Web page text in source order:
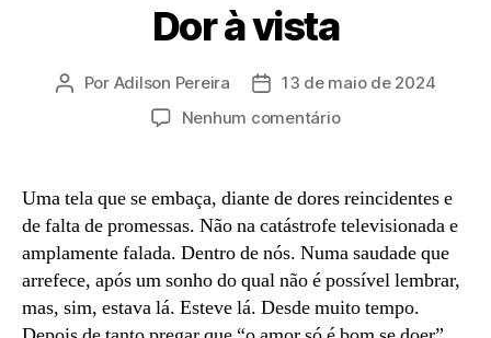
Dor à vista
Autor
Por Adilson Pereira
Data13 de maio de 2024
Nenhum comentárioem
vista
Uma tela que se embaça, diante de dores reincidentes e
de falta de promessas. Não na catástrofe televisionada e
amplamente falada. Dentro de nós. Numa saudade que
arrefece, após um sonho do qual não é possível lembrar,
mas, sim, estava lá. Esteve lá. Desde muito tempo.